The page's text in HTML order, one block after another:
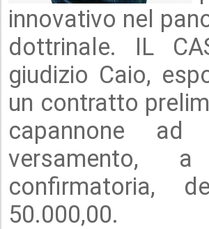
innovativo nel
dottrinale. IL
giudizio Caio,
un contratto
capannone
versamento,
confirmatoria,
50.000,00.